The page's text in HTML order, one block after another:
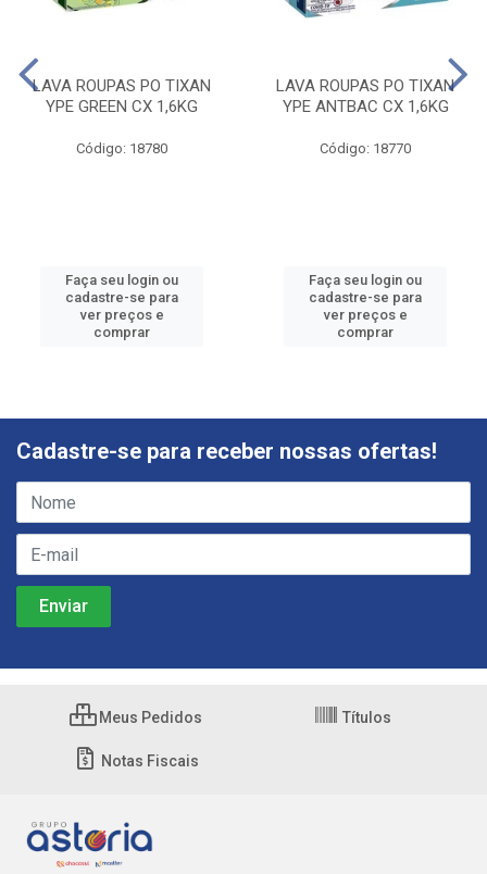
LAVA ROUPAS PO TIXAN
YPE GREEN CX 1,6KG
Código: 18780
Faça seu login ou
cadastre-se para
ver preços e
comprar
LAVA ROUPAS PO TIXAN
YPE ANTBAC CX 1,6KG
Código: 18770
Faça seu login ou
cadastre-se para
ver preços e
comprar
Cadastre-se para receber nossas ofertas!
Meus Pedidos Títulos
Notas Fiscais